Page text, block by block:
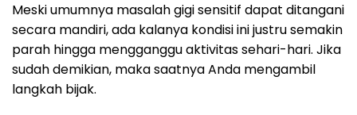
Meski umumnya masalah gigi sensitif dapat ditangani
secara mandiri, ada kalanya kondisi ini justru semakin
parah hingga mengganggu aktivitas sehari-hari. Jika
sudah demikian, maka saatnya Anda mengambil
langkah bijak.